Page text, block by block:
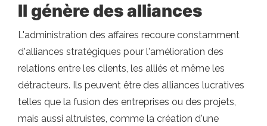
Il génère des alliances
L'administration des affaires recoure constamment
d'alliances stratégiques pour l'amélioration des
relations entre les clients, les alliés et même les
détracteurs. Ils peuvent être des alliances lucratives
telles que la fusion des entreprises ou des projets,
mais aussi altruistes, comme la création d'une